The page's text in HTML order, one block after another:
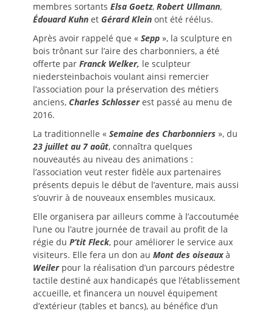
membres sortants Elsa Goetz, Robert Ullmann,
Édouard Kuhn et Gérard Klein ont été réélus.
Après avoir rappelé que « Sepp », la sculpture en
bois trônant sur l’aire des charbonniers, a été
offerte par Franck Welker, le sculpteur
niedersteinbachois voulant ainsi remercier
l’association pour la préservation des métiers
anciens, Charles Schlosserest passé au menu de
2016.
La traditionnelle « Semaine des Charbonniers », du
23 juillet au 7 août, connaîtra quelques
nouveautés au niveau des animations :
l’association veut rester fidèle aux partenaires
présents depuis le début de l’aventure, mais aussi
s’ouvrir à de nouveaux ensembles musicaux.
Elle organisera par ailleurs comme à l’accoutumée
l’une ou l’autre journée de travail au profit de la
régie du P’tit Fleck, pour améliorer le service aux
visiteurs. Elle fera un don au Mont des oiseauxà
Weilerpour la réalisation d’un parcours pédestre
tactile destiné aux handicapés que l’établissement
accueille, et financera un nouvel équipement
d’extérieur (tables et bancs), au bénéfice d’un